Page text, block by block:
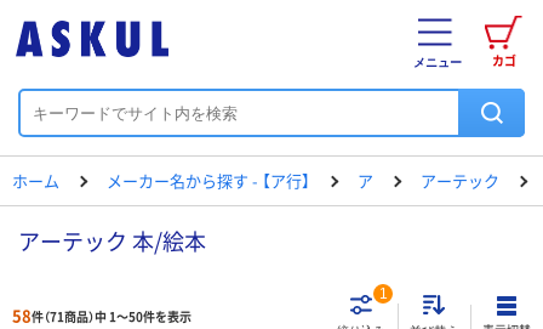
カゴ
メニュー
ホーム メーカー名から探す - 【ア行】 ア アーテック
アーテック 本/絵本
58件（71商品）中 1～50件を表示
1